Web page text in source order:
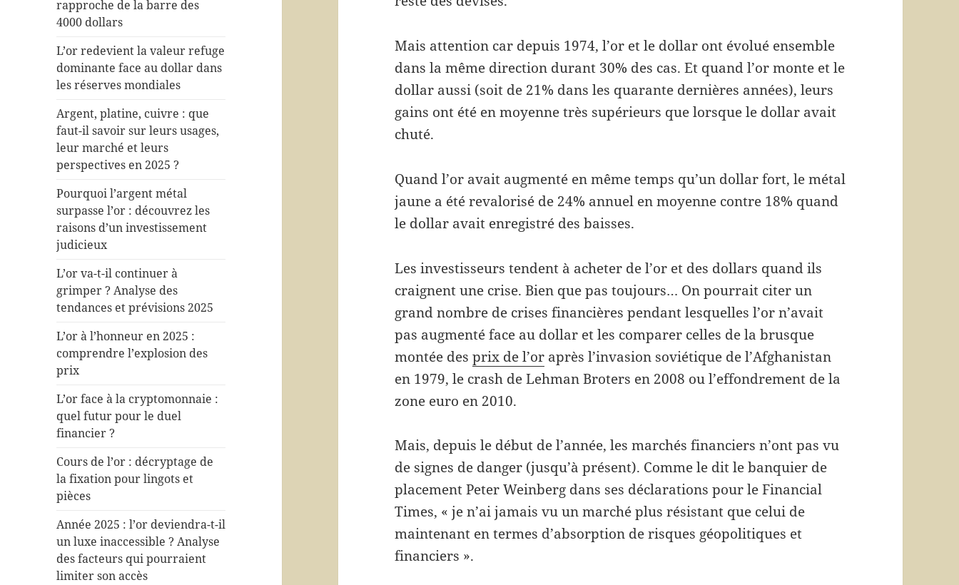
rapproche de la barre des
4000 dollars
L’or redevient la valeur refuge
dominante face au dollar dans
les réserves mondiales
Argent, platine, cuivre : que
faut-il savoir sur leurs usages,
leur marché et leurs
perspectives en 2025 ?
Pourquoi l’argent métal
surpasse l’or : découvrez les
raisons d’un investissement
judicieux
L’or va-t-il continuer à
grimper ? Analyse des
tendances et prévisions 2025
L’or à l’honneur en 2025 :
comprendre l’explosion des
prix
L’or face à la cryptomonnaie :
quel futur pour le duel
financier ?
Cours de l’or : décryptage de
la fixation pour lingots et
pièces
Année 2025 : l’or deviendra-t-il
un luxe inaccessible ? Analyse
des facteurs qui pourraient
limiter son accès
Mais attention car depuis 1974, l’or et le dollar ont évolué ensemble
dans la même direction durant 30% des cas. Et quand l’or monte et le
dollar aussi (soit de 21% dans les quarante dernières années), leurs
gains ont été en moyenne très supérieurs que lorsque le dollar avait
chuté.
Quand l’or avait augmenté en même temps qu’un dollar fort, le métal
jaune a été revalorisé de 24% annuel en moyenne contre 18% quand
le dollar avait enregistré des baisses.
Les investisseurs tendent à acheter de l’or et des dollars quand ils
craignent une crise. Bien que pas toujours… On pourrait citer un
grand nombre de crises financières pendant lesquelles l’or n’avait
pas augmenté face au dollar et les comparer celles de la brusque
montée desprix de l’or après l’invasion soviétique de l’Afghanistan
en 1979, le crash de Lehman Broters en 2008 ou l’effondrement de la
zone euro en 2010.
Mais, depuis le début de l’année, les marchés financiers n’ont pas vu
de signes de danger (jusqu’à présent). Comme le dit le banquier de
placement Peter Weinberg dans ses déclarations pour le Financial
Times, « je n’ai jamais vu un marché plus résistant que celui de
maintenant en termes d’absorption de risques géopolitiques et
financiers ».